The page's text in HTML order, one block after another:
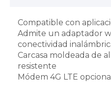
Compatible con
Admite un adaptador
conectividad
Carcasa moldeada de
resistente
Módem 4G LTE